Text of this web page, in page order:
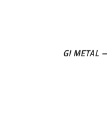
GI METAL